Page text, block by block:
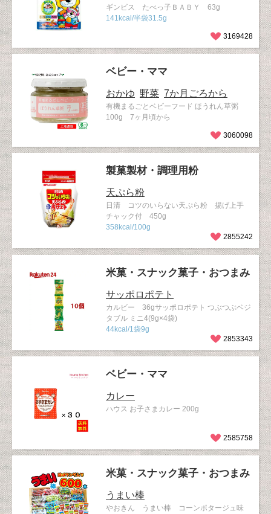
ギンビス たべっ子ＢＡＢＹ 63g
141kcal/半袋31.5g
3169428
ベビー・ママ
おかゆ 野菜 7か月ごろから
有機まるごとベビーフード ほうれん草粥
100g 7ヶ月頃から
3060098
製菓製材・調理用粉
天ぷら粉
日清 コツのいらない天ぷら粉 揚げ上手
チャック付 450g
358kcal/100g
2855242
米菓・スナック菓子・おつまみ
サッポロポテト
カルビー 36gサッポロポテト つぶつぶベジ
タブル ミニ4(9g×4袋)
44kcal/1袋9g
2853343
ベビー・ママ
カレー
ハウス お子さまカレー 200g
2585758
米菓・スナック菓子・おつまみ
うまい棒
やおきん うまい棒 コーンポタージュ味